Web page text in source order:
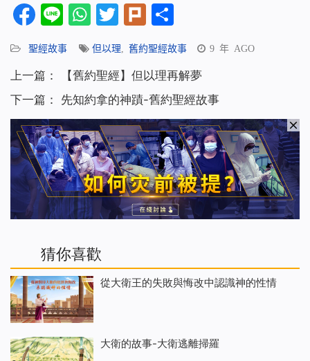
Facebook
LineWhatsApp
Twitter
Plurk
享
聖經故事 但以理 舊約聖經故事 9 年 AGO
上一篇：
【舊約聖經】但以理再解夢
下一篇：
先知約拿的神蹟-舊約聖經故事
猜你喜歡
從大衛王的失敗與悔改中認識神的性情
大衛的故事-大衛逃離掃羅